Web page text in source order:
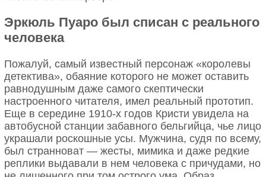
Эркюль Пуаро был списан с реального
человека
Пожалуй, самый известный персонаж «королевы
детектива», обаяние которого не может оставить
равнодушным даже самого скептически
настроенного читателя, имел реальный прототип.
Еще в середине 1910-х годов Кристи увидела на
автобусной станции забавного бельгийца, чье лицо
украшали роскошные усы. Мужчина, судя по всему,
был странноват — жесты, мимика и даже редкие
реплики выдавали в нем человека с причудами, но